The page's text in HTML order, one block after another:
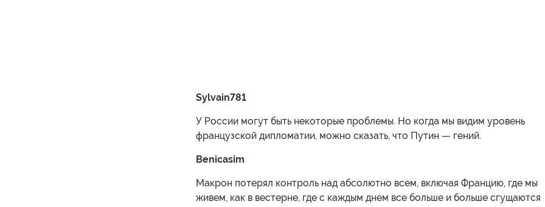
Sylvain781
У России могут быть некоторые проблемы. Но когда мы видим уровень
французской дипломатии, можно сказать, что Путин — гений.
Benicasim
Макрон потерял контроль над абсолютно всем, включая Францию, где мы
живем, как в вестерне, где с каждым днем все больше и больше сгущаются